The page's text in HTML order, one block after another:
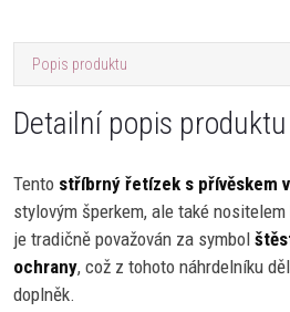
Popis produktu
Detailní popis produktu
Tento stříbrný řetízek s přívěskem
stylovým šperkem, ale také nositelem
je tradičně považován za symbol
ochrany, což z tohoto náhrdelníku
doplněk.